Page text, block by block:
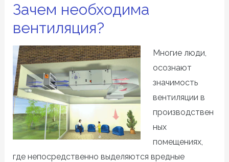
Зачем необходима
вентиляция?
Многие люди,
осознают
значимость
вентиляции в
производствен
ных
помещениях,
где непосредственно выделяются вредные